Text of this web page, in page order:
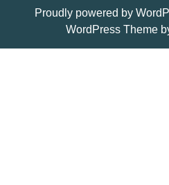
Proudly powered by
WordPress Theme